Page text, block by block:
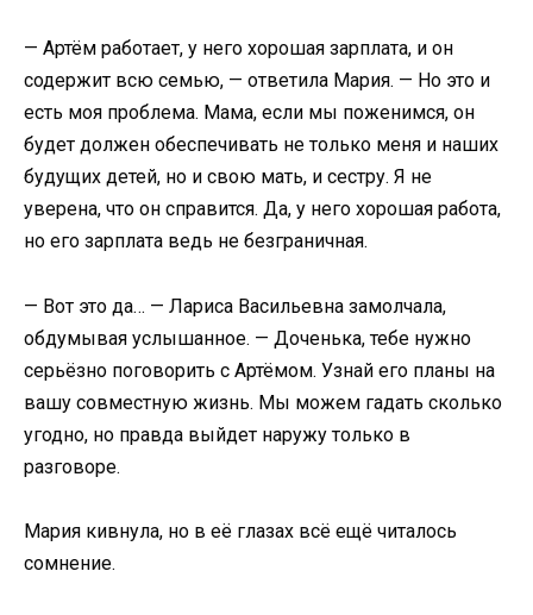
— Артём работает, у него хорошая зарплата, и он
содержит всю семью, — ответила Мария. — Но это и
есть моя проблема. Мама, если мы поженимся, он
будет должен обеспечивать не только меня и наших
будущих детей, но и свою мать, и сестру. Я не
уверена, что он справится. Да, у него хорошая работа,
но его зарплата ведь не безграничная.
— Вот это да… — Лариса Васильевна замолчала,
обдумывая услышанное. — Доченька, тебе нужно
серьёзно поговорить с Артёмом. Узнай его планы на
вашу совместную жизнь. Мы можем гадать сколько
угодно, но правда выйдет наружу только в
разговоре.
Мария кивнула, но в её глазах всё ещё читалось
сомнение.